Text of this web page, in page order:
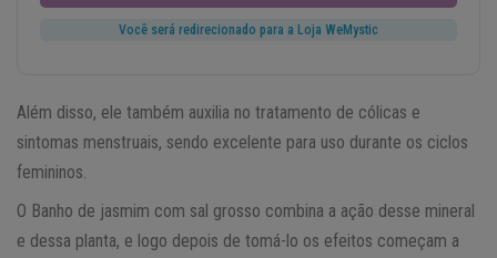
Você será redirecionado para a Loja WeMystic
Além disso, ele também auxilia no tratamento de cólicas e
sintomas menstruais, sendo excelente para uso durante os ciclos
femininos.
O Banho de jasmim com sal grosso combina a ação desse mineral
e dessa planta, e logo depois de tomá-lo os efeitos começam a